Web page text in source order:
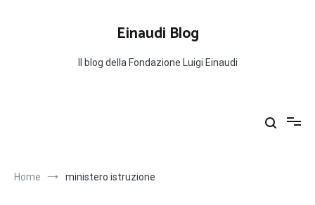
Einaudi Blog
Il blog della Fondazione Luigi Einaudi
Home ministero istruzione